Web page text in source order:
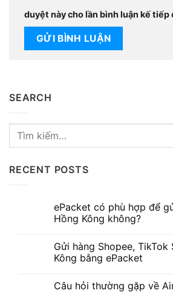
duyệt này cho lần bình luận kế tiếp
SEARCH
RECENT POSTS
ePacket có phù hợp để
Hồng Kông không?
Gửi hàng Shopee, TikTok
Kông bằng ePacket
Câu hỏi thường gặp về